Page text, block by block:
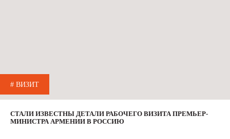
# ВИЗИТ
СТАЛИ ИЗВЕСТНЫ ДЕТАЛИ РАБОЧЕГО ВИЗИТА ПРЕМЬЕР-
МИНИСТРА АРМЕНИИ В РОССИЮ